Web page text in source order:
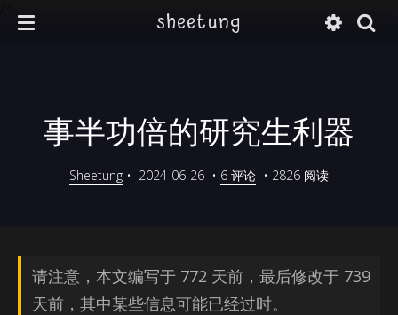
sheetung
事半功倍的研究生利器
Sheetung • 2024-06-26 • 6 评论 • 2826 阅读
请注意，本文编写于 772 天前，最后修改于 739
天前，其中某些信息可能已经过时。